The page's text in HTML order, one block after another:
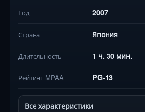
о самопожертвовании и надежде.
Год 2007
Страна Япония
Длительность 1 ч. 30 мин.
Рейтинг MPAA PG-13
Все характеристики